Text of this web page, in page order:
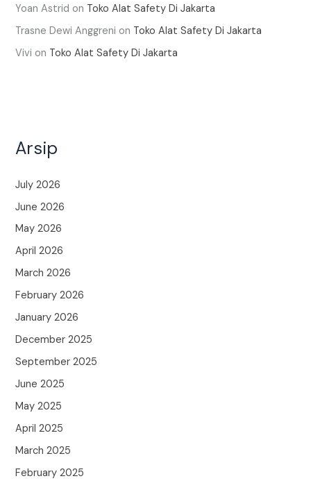
Yoan Astrid on Toko Alat Safety Di Jakarta
Trasne Dewi Anggreni on Toko Alat Safety Di Jakarta
Vivi on Toko Alat Safety Di Jakarta
Arsip
July 2026
June 2026
May 2026
April 2026
March 2026
February 2026
January 2026
December 2025
September 2025
June 2025
May 2025
April 2025
March 2025
February 2025